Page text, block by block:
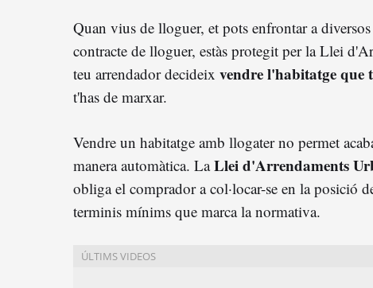
Quan vius de lloguer, et pots enfrontar a
contracte de lloguer, estàs protegit per la Llei
teu arrendador decideix vendre l'habitatge que
t'has de marxar.
Vendre un habitatge amb llogater no permet
manera automàtica. LaLlei d'Arrendaments
obliga el comprador a col·locar-se en la posició
terminis mínims que marca la normativa.